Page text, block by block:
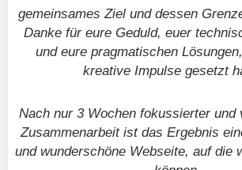
gemeinsames Ziel und dessen
Danke für eure Geduld, euer
und eure pragmatischen
kreative Impulse gesetzt
Nach nur 3 Wochen fokussierter und
Zusammenarbeit ist das Ergebnis
und wunderschöne Webseite, auf die